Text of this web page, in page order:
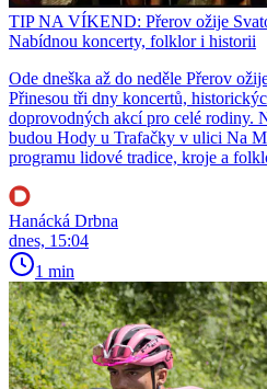
TIP NA VÍKEND: Přerov ožije
Nabídnou koncerty, folklor i historii
Ode dneška až do neděle Přerov
Přinesou tři dny koncertů,
doprovodných akcí pro celé rodiny.
budou Hody u Trafačky v ulici Na
programu lidové tradice, kroje a
Hanácká Drbna
dnes, 15:04
1 min